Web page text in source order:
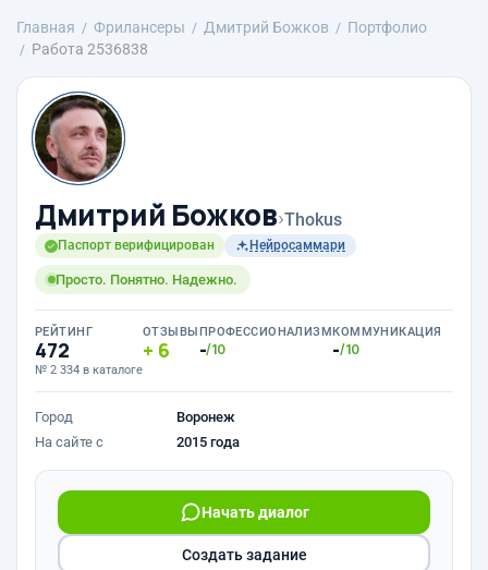
Главная Фрилансеры Дмитрий Божков
Портфолио
Работа 2536838
Дмитрий Божков›Thokus
Паспорт верифицирован Нейросаммари
Просто. Понятно. Надежно.
РЕЙТИНГ
472
№ 2 334 в каталоге
ОТЗЫВЫ
6
ПРОФЕССИОНАЛИЗМ
-/10
КОММУНИКАЦИЯ
-/10
Город
Воронеж
На сайте с
2015 года
Начать диалог
Создать задание